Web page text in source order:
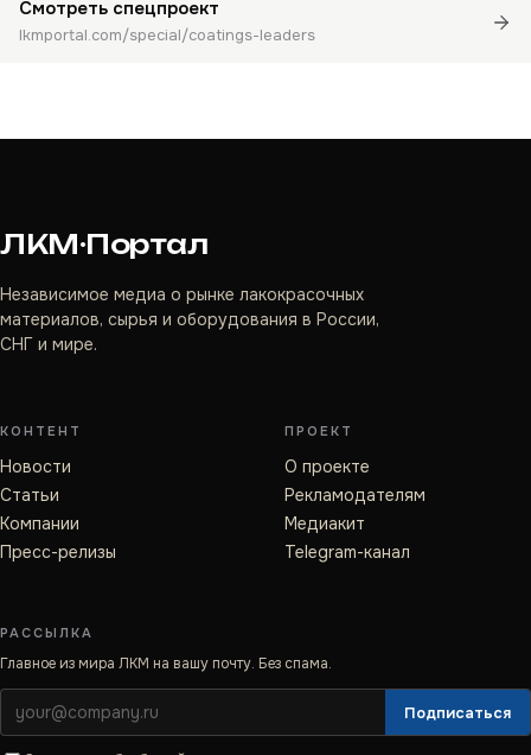
Смотреть спецпроект
lkmportal.com/special/coatings-leaders
ЛКМ·Портал
Независимое медиа о рынке лакокрасочных
материалов, сырья и оборудования в России,
СНГ и мире.
КОНТЕНТ
Новости
Статьи
Компании
Пресс-релизы
ПРОЕКТ
О проекте
Рекламодателям
Медиакит
Telegram-канал
РАССЫЛКА
Главное из мира ЛКМ на вашу почту. Без спама.
Подписаться